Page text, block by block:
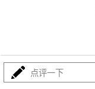
点评一下